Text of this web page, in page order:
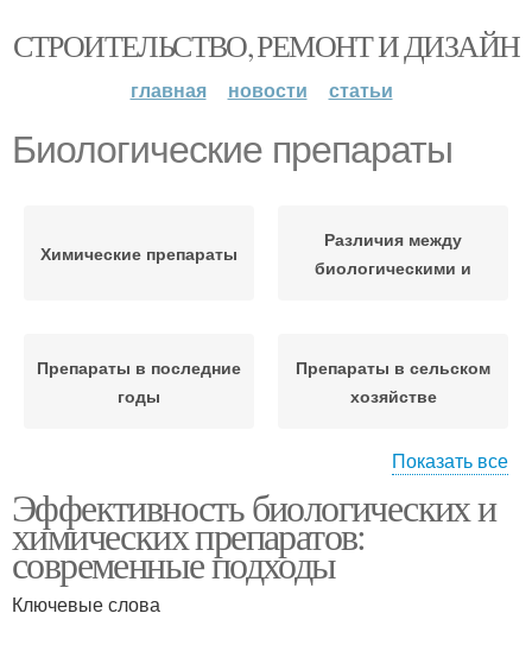
СТРОИТЕЛЬСТВО, РЕМОНТ И ДИЗАЙН
главная новости статьи
Биологические препараты
Химические препараты
Различия между
биологическими и
Препараты в последние
годы
Препараты в сельском
хозяйстве
Системные препараты Препараты для борьбы
Показать все
Эффективность биологических и
химических препаратов:
современные подходы
Ключевые слова